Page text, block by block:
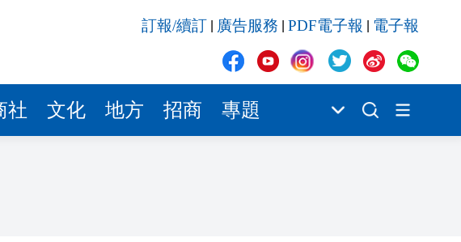
訂報/續訂 廣告服務 PDF電子報 電子報
社 文化 地方 招商 專題
20:31
20:42